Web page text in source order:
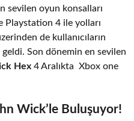
sevilen oyun konsalları
Playstation 4 ile yolları
de kullanıcıların
Son dönemin en sevilen
Hex 4 Aralıkta Xbox one
Wick’le Buluşuyor!